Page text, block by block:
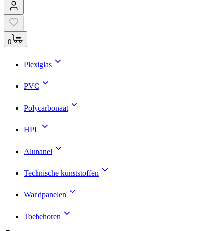
0
Plexiglas
PVC
Polycarbonaat
HPL
Alupanel
Technische kunststoffen
Wandpanelen
Toebehoren